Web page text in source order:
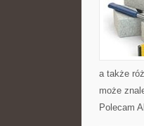
a także
może
Polecam